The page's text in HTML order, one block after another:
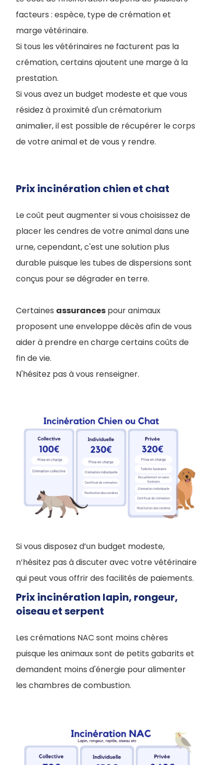
facteurs : espèce, type de crémation et
marge vétérinaire.
Si tous les vétérinaires ne facturent pas la
crémation, certains ajoutent une marge à la
prestation.
Si vous avez un budget modeste et que vous
résidez à proximité d'un crématorium
animalier, il est possible de récupérer le corps
de votre animal et de vous y rendre.
Prix incinération chien et chat
Le coût peut augmenter si vous choisissez de
placer les cendres de votre animal dans une
urne, cependant, c'est une solution plus
durable puisque les tubes de dispersions sont
conçus pour se dégrader en terre.
Certaines assurances pour animaux
proposent une enveloppe décès afin de vous
aider à prendre en charge certains coûts de
fin de vie.
N'hésitez pas à vous renseigner.
Si vous disposez d’un budget modeste,
n’hésitez pas à discuter avec votre vétérinaire
qui peut vous offrir des facilités de paiements.
Prix incinération lapin, rongeur,
oiseau et serpent
Les crémations NAC sont moins chères
puisque les animaux sont de petits gabarits et
demandent moins d'énergie pour alimenter
les chambres de combustion.